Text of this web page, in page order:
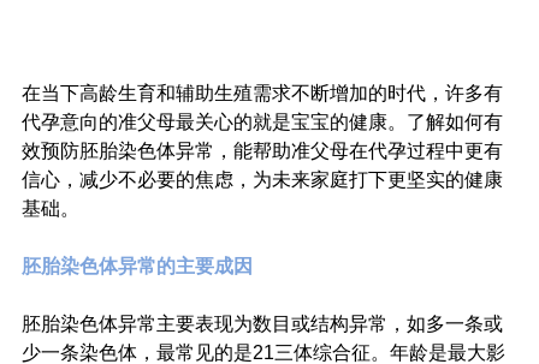
在当下高龄生育和辅助生殖需求不断增加的时代，许多有
代孕意向的准父母最关心的就是宝宝的健康。了解如何有
效预防胚胎染色体异常，能帮助准父母在代孕过程中更有
信心，减少不必要的焦虑，为未来家庭打下更坚实的健康
基础。
胚胎染色体异常的主要成因
胚胎染色体异常主要表现为数目或结构异常，如多一条或
少一条染色体，最常见的是21三体综合征。年龄是最大影